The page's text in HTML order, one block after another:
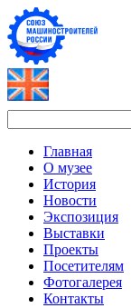
Главная
О музее
История
Новости
Экспозиция
Выставки
Проекты
Посетителям
Фотогалерея
Контакты